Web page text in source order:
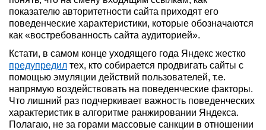
показателю авторитетности сайта приходят его
поведенческие характеристики, которые обозначаются
как «востребованность сайта аудиторией».
Кстати, в самом конце уходящего года Яндекс жестко
предупредил тех, кто собирается продвигать сайты с
помощью эмуляции действий пользователей, т.е.
напрямую воздействовать на поведенческие факторы.
Что лишний раз подчеркивает важность поведенческих
характеристик в алгоритме ранжировании Яндекса.
Полагаю, не за горами массовые санкции в отношении